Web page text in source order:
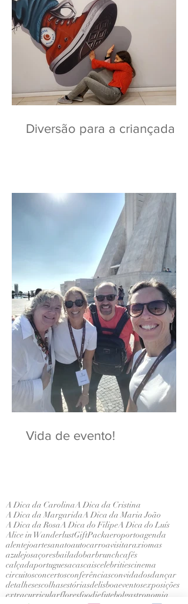
Diversão para a criançada
Vida de evento!
A Dica da CarolinaA Dica da Cristina
A Dica da MargaridaA Dica da Maria João
A Dica da RosaA Dica do FilipeA Dica do Luís
Alice in WanderlustGiftPackaeroportoagenda
alentejoartesanatoautocarroavisitaraxiomas
azulejosaçoresbailadobarbrunchcafés
calçadaportuguesacascaiscelebritiescinema
circuitosconcertosconferênciasconvidadosdançar
detalhesescolhasestóriasdelisboaeventosexposições
extracurricularfloresfoodiefutebolgastronomia